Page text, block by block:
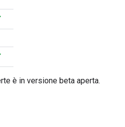
è in versione beta aperta.